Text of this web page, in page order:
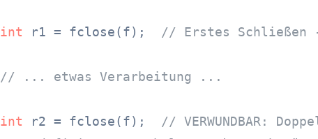
int r1 = fclose(f); // Erstes Schließen
// ... etwas Verarbeitung ...
int r2 = fclose(f); // VERWUNDBAR: